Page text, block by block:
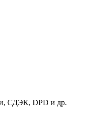
СДЭК, DPD и др.